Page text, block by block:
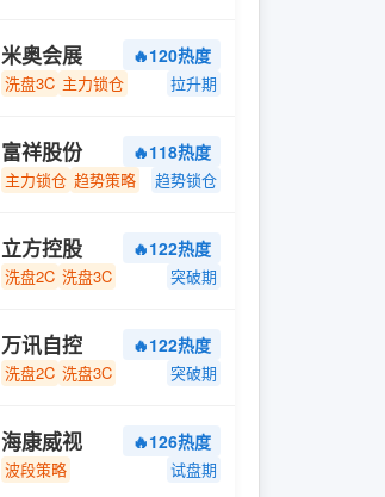
米奥会展 🔥120热度
洗盘3C 主力锁仓 拉升期
富祥股份 🔥118热度
主力锁仓 趋势策略 趋势锁仓
立方控股 🔥122热度
洗盘2C 洗盘3C 突破期
万讯自控 🔥122热度
洗盘2C 洗盘3C 突破期
海康威视 🔥126热度
波段策略 试盘期